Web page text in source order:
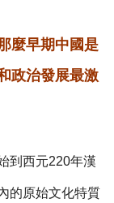
麼早期中國是
政治發展最激
到西元220年漢
的原始文化特質